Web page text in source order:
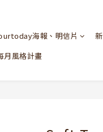
海報、明信片
月風格計畫